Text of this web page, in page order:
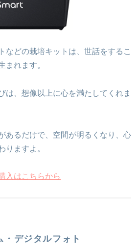
などの栽培キットは、世話をするこ
まれます。
は、想像以上に心を満たしてくれま
あるだけで、空間が明るくなり、心
りますよ。
入はこちらから
・デジタルフォト